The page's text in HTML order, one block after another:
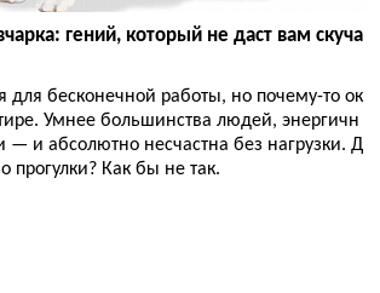
гений, который не даст вам скуча
для бесконечной работы, но почему-то ок
Умнее большинства людей, энергичн
— и абсолютно несчастна без нагрузки. Д
прогулки? Как бы не так.